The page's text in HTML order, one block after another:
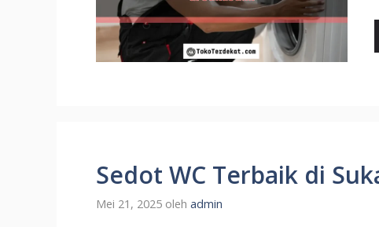
Sedot WC Terbaik di
Mei 21, 2025 oleh admin